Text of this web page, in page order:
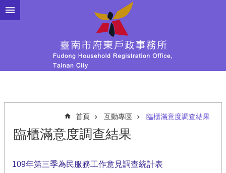
跳到主要內容區塊
首頁 互動專區 臨櫃滿意度調查結果
臨櫃滿意度調查結果
109年第三季為民服務工作意見調查統計表